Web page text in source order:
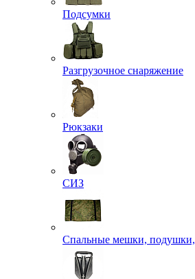
Подсумки
Разгрузочное снаряжение
Рюкзаки
СИЗ
Спальные мешки, подушки,